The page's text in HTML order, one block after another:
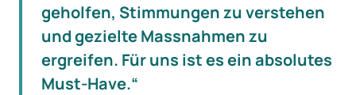
geholfen, Stimmungen zu verstehen
und gezielte Massnahmen zu
ergreifen. Für uns ist es ein absolutes
Must-Have.“